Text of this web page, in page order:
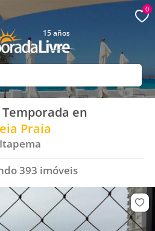
15 años
0
en
Praia
Itapema
393 imóveis